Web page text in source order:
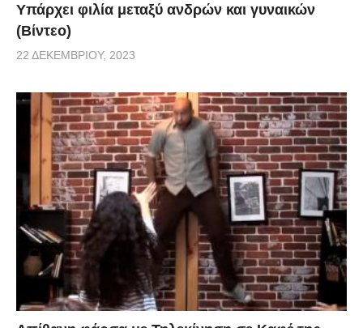
Υπάρχει φιλία μεταξύ ανδρών και γυναικών
(Βίντεο)
22 ΔΕΚΕΜΒΡΊΟΥ, 2023